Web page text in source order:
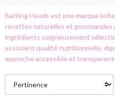
Barking Heads est une marque
recettes naturelles et gourmandes
ingrédients soigneusement
associent qualité nutritionnelle,
approche accessible et